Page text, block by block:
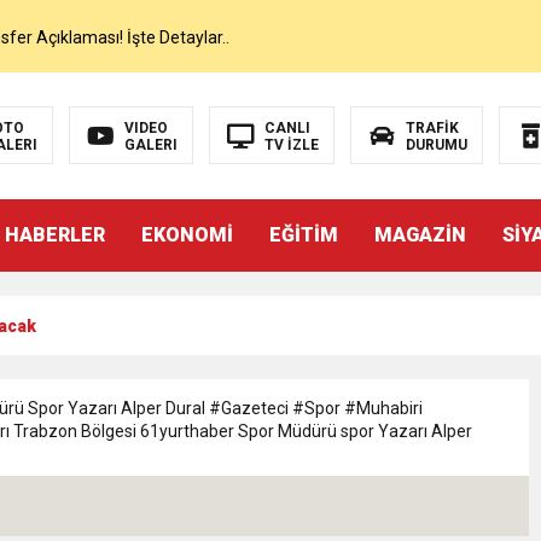
Açıklaması! İşte Detaylar..
Yayında Transferi Açıkladı
Resmen KAP’a Bildirdi
Salah Transferini Tamamladı
VIDEO
GALERI
CANLI
TV İZLE
TRAFİK
DURUMU
HABERLER EKONOMİ EĞİTİM MAGAZİN
Spor Yazarı Alper Dural #Gazeteci #Spor #Muhabiri
Trabzon Bölgesi 61yurthaber Spor Müdürü spor Yazarı Alper